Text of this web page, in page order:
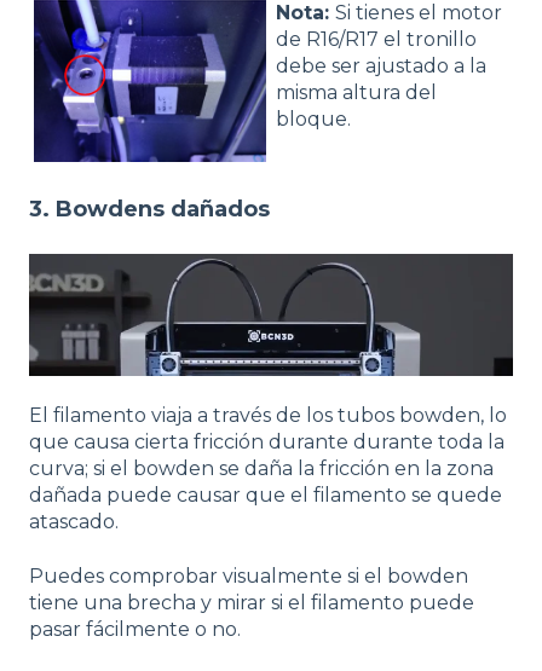
Nota: Si tienes el motor
de R16/R17 el tronillo
debe ser ajustado a la
misma altura del
bloque.
3. Bowdens dañados
El filamento viaja a través de los tubos bowden, lo
que causa cierta fricción durante durante toda la
curva; si el bowden se daña la fricción en la zona
dañada puede causar que el filamento se quede
atascado.
Puedes comprobar visualmente si el bowden
tiene una brecha y mirar si el filamento puede
pasar fácilmente o no.